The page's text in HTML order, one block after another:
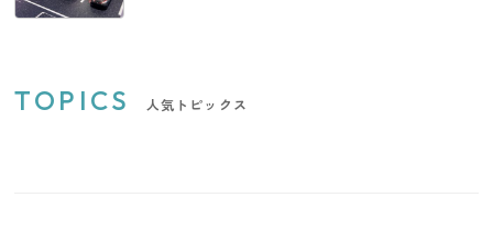
TOPICS 人気トピックス